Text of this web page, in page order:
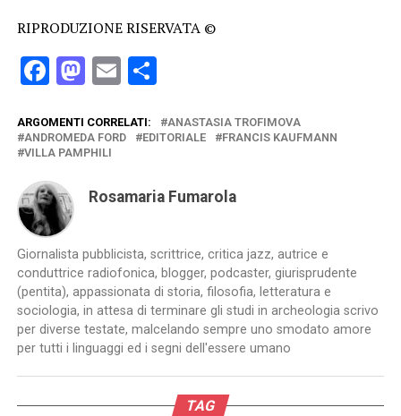
RIPRODUZIONE RISERVATA ©
Facebook
Mastodon
EmailCondividi
ARGOMENTI CORRELATI:
ANASTASIA TROFIMOVA
ANDROMEDA FORD
EDITORIALE
FRANCIS KAUFMANN
VILLA PAMPHILI
Rosamaria Fumarola
Giornalista pubblicista, scrittrice, critica jazz, autrice e
conduttrice radiofonica, blogger, podcaster, giurisprudente
(pentita), appassionata di storia, filosofia, letteratura e
sociologia, in attesa di terminare gli studi in archeologia scrivo
per diverse testate, malcelando sempre uno smodato amore
per tutti i linguaggi ed i segni dell'essere umano
TAG